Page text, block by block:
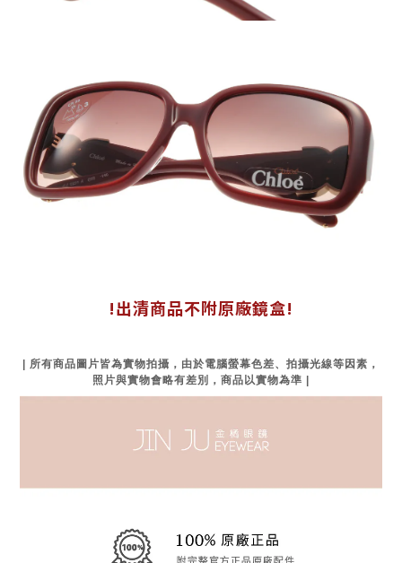
!出清商品不附原廠鏡盒!
| 所有商品圖片皆為實物拍攝，由於電腦螢幕色差、拍攝光線等因素，
照片與實物會略有差別，商品以實物為準 |